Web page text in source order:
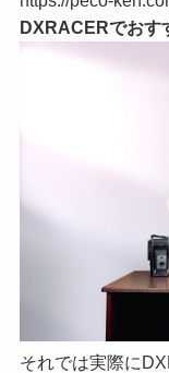
DXRACERでおす
それでは実際に